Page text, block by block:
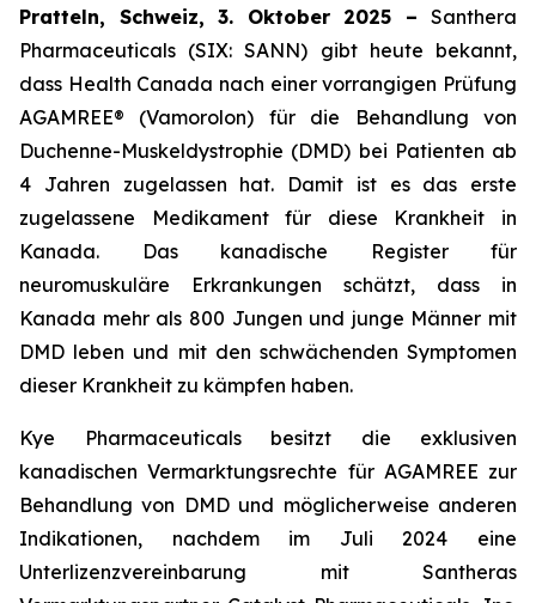
Pratteln, Schweiz, 3. Oktober 2025 – Santhera
Pharmaceuticals (SIX: SANN) gibt heute bekannt,
dass Health Canada nach einer vorrangigen Prüfung
AGAMREE® (Vamorolon) für die Behandlung von
Duchenne-Muskeldystrophie (DMD) bei Patienten ab
4 Jahren zugelassen hat. Damit ist es das erste
zugelassene Medikament für diese Krankheit in
Kanada. Das kanadische Register für
neuromuskuläre Erkrankungen schätzt, dass in
Kanada mehr als 800 Jungen und junge Männer mit
DMD leben und mit den schwächenden Symptomen
dieser Krankheit zu kämpfen haben.
Kye Pharmaceuticals besitzt die exklusiven
kanadischen Vermarktungsrechte für AGAMREE zur
Behandlung von DMD und möglicherweise anderen
Indikationen, nachdem im Juli 2024 eine
Unterlizenzvereinbarung mit Santheras